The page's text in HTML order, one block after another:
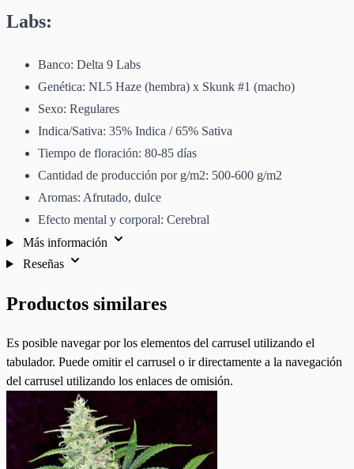
Labs:
Banco: Delta 9 Labs
Genética: NL5 Haze (hembra) x Skunk #1 (macho)
Sexo: Regulares
Indica/Sativa: 35% Indica / 65% Sativa
Tiempo de floración: 80-85 días
Cantidad de producción por g/m2: 500-600 g/m2
Aromas: Afrutado, dulce
Efecto mental y corporal: Cerebral
Más información
Reseñas
Productos similares
Es posible navegar por los elementos del carrusel utilizando el
tabulador. Puede omitir el carrusel o ir directamente a la navegación
del carrusel utilizando los enlaces de omisión.